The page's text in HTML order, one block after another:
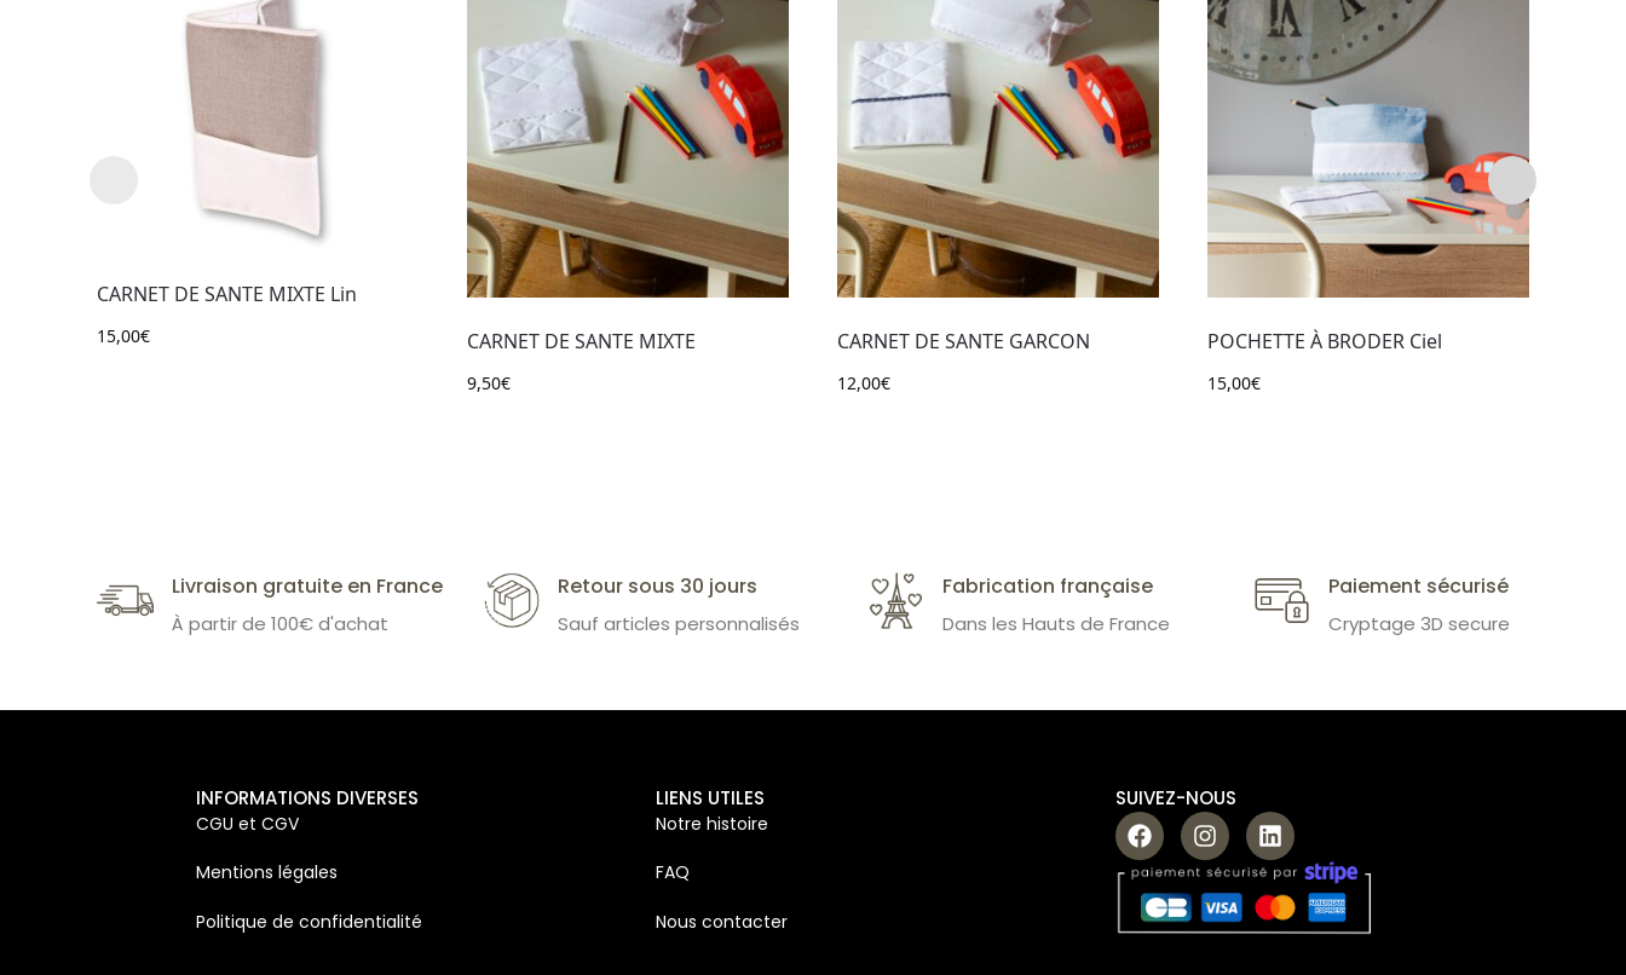
CARNET DE SANTE MIXTE Lin
15,00€ CARNET DE SANTE MIXTE
9,50€
CARNET DE SANTE GARCON
12,00€
POCHETTE À BRODER Ciel
15,00€
Livraison gratuite en France
À partir de 100€ d'achat
Retour sous 30 jours
Sauf articles personnalisés
Fabrication française
Dans les Hauts de France
Paiement sécurisé
Cryptage 3D secure
INFORMATIONS DIVERSES
CGU et CGV
Mentions légales
Politique de confidentialité
LIENS UTILES
Notre histoire
FAQ
Nous contacter
SUIVEZ-NOUS